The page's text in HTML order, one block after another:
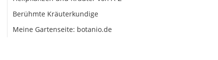
Berühmte Kräuterkundige
Meine Gartenseite: botanio.de